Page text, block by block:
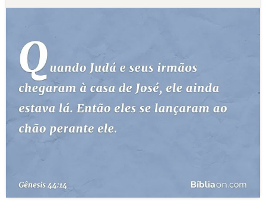
DEVOCIONAL DIÁRIO
10 MANDAMENTOS
ESTUDOS BÍBLICOS
ESBOÇOS DE PREGAÇÃO
TEMAS
TERMO BÍBLICO